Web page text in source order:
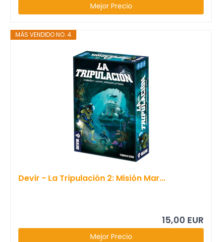
Mejor Precio
MÁS VENDIDO NO. 4
Devir - La Tripulación 2: Misión Mar...
15,00 EUR
Mejor Precio